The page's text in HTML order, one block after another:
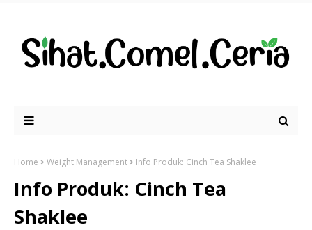
Home Weight Management Info Produk: Cinch Tea Shaklee
Info Produk: Cinch Tea
Shaklee